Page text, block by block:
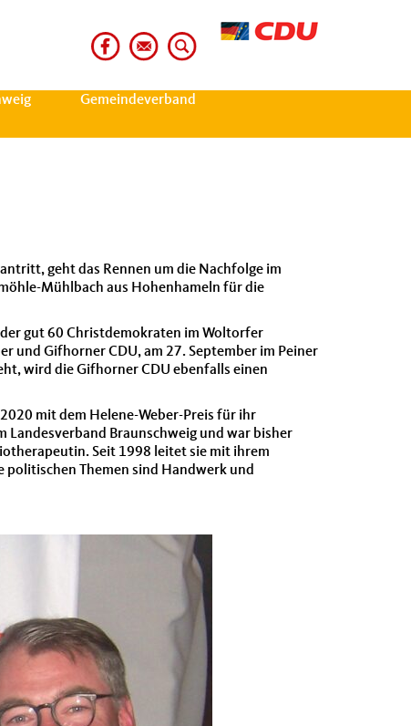
Gemeindeverband
geht das Rennen um die Nachfolge im
Mühlbach aus Hohenhameln für die
der gut 60 Christdemokraten im Woltorfer
und Gifhorner CDU, am 27. September im Peiner
wird die Gifhorner CDU ebenfalls einen
mit dem Helene-Weber-Preis für ihr
Landesverband Braunschweig und war bisher
Seit 1998 leitet sie mit ihrem
Themen sind Handwerk und